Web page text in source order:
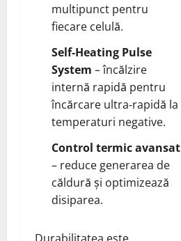
multipunct pentru
fiecare celulă.
Self‑Heating Pulse
System – încălzire
internă rapidă pentru
încărcare ultra‑rapidă la
temperaturi negative.
Control termic avansat
– reduce generarea de
căldură și optimizează
disiparea.